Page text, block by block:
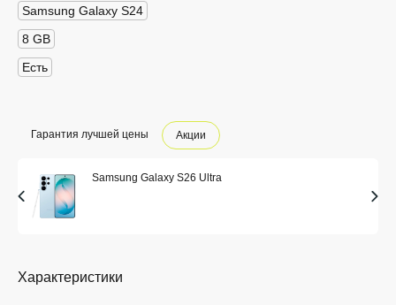
Samsung Galaxy S24
8 GB
Есть
Гарантия лучшей цены Акции
Samsung Galaxy S26 Ultra
Характеристики